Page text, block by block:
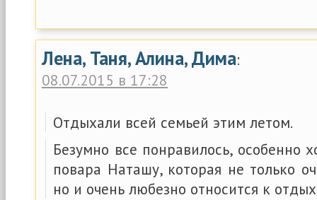
Лена, Таня, Алина, Дима:
08.07.2015 в 17:28
Отдыхали всей семьей этим летом.
Безумно все понравилось, особенно
повара Наташу, которая не только
но и очень любезно относится к